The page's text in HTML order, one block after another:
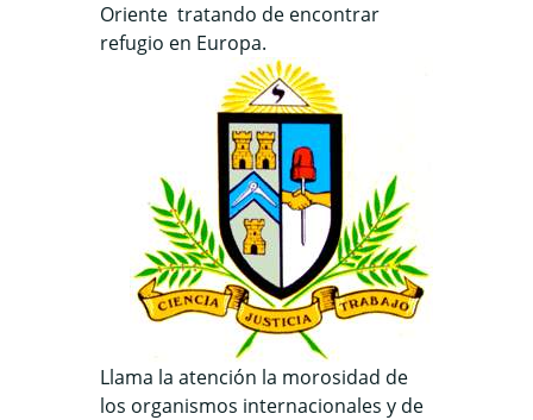
Oriente tratando de encontrar
refugio en Europa.
Llama la atención la morosidad de
los organismos internacionales y de